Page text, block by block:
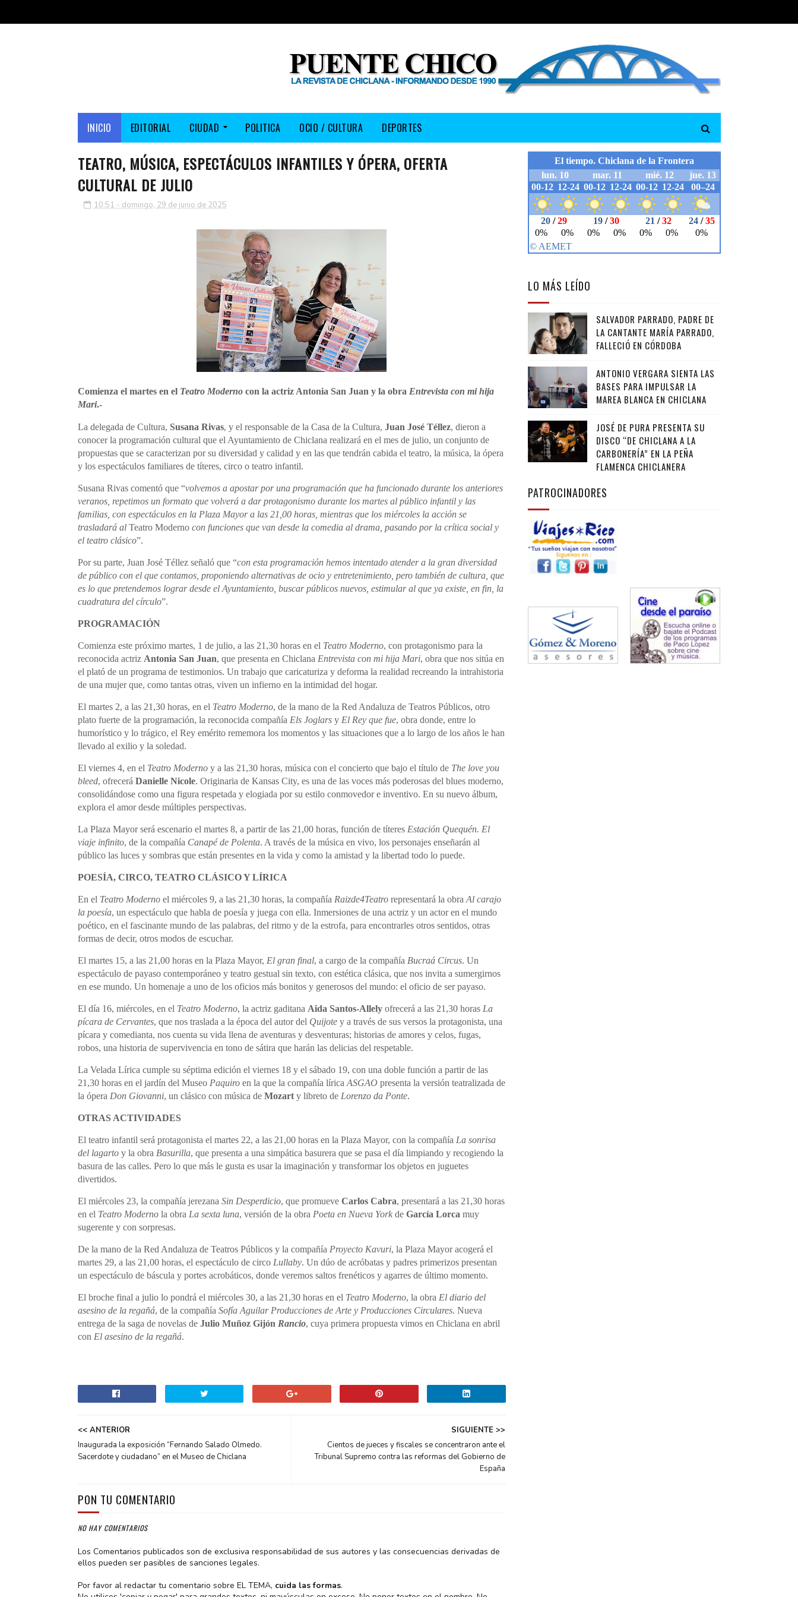
INICIO EDITORIAL CIUDAD POLITICA OCIO / CULTURA DEPORTES
TEATRO, MÚSICA, ESPECTÁCULOS INFANTILES Y ÓPERA, OFERTA
CULTURAL DE JULIO
10:51 - domingo, 29 de junio de 2025
Comienza el martes en el Teatro Modernocon la actriz Antonia San Juan y la obra Entrevista con mi hija
Mari.-
La delegada de Cultura, Susana Rivas, y el responsable de la Casa de la Cultura, Juan José Téllez, dieron a
conocer la programación cultural que el Ayuntamiento de Chiclana realizará en el mes de julio, un conjunto de
propuestas que se caracterizan por su diversidad y calidad y en las que tendrán cabida el teatro, la música, la ópera
y los espectáculos familiares de títeres, circo o teatro infantil.
Susana Rivas comentó que “volvemos a apostar por una programación que ha funcionado durante los anteriores
veranos, repetimos un formato que volverá a dar protagonismo durante los martes al público infantil y las
familias, con espectáculos en la Plaza Mayor a las 21,00 horas, mientras que los miércoles la acción se
trasladará alTeatro Moderno con funciones que van desde la comedia al drama, pasando por la crítica social y
el teatro clásico”.
Por su parte, Juan José Téllez señaló que “con esta programación hemos intentado atender a la gran diversidad
de público con el que contamos, proponiendo alternativas de ocio y entretenimiento, pero también de cultura, que
es lo que pretendemos lograr desde el Ayuntamiento, buscar públicos nuevos, estimular al que ya existe, en fin, la
cuadratura del círculo”.
PROGRAMACIÓN
Comienza este próximo martes, 1 de julio, a las 21,30 horas en el Teatro Moderno, con protagonismo para la
reconocida actriz Antonia San Juan, que presenta en Chiclana Entrevista con mi hija Mari, obra que nos sitúa en
el plató de un programa de testimonios. Un trabajo que caricaturiza y deforma la realidad recreando la intrahistoria
de una mujer que, como tantas otras, viven un infierno en la intimidad del hogar.
El martes 2, a las 21,30 horas, en el Teatro Moderno, de la mano de la Red Andaluza de Teatros Públicos, otro
plato fuerte de la programación, la reconocida compañía Els Joglarsy El Rey que fue, obra donde, entre lo
humorístico y lo trágico, el Rey emérito rememora los momentos y las situaciones que a lo largo de los años le han
llevado al exilio y la soledad.
El viernes 4, en el Teatro Modernoy a las 21,30 horas, música con el concierto que bajo el título de The love you
bleed, ofrecerá Danielle Nicole. Originaria de Kansas City, es una de las voces más poderosas del blues moderno,
consolidándose como una figura respetada y elogiada por su estilo conmovedor e inventivo. En su nuevo álbum,
explora el amor desde múltiples perspectivas.
La Plaza Mayor será escenario el martes 8, a partir de las 21,00 horas, función de títeres Estación Quequén. El
viaje infinito, de la compañía Canapé de Polenta. A través de la música en vivo, los personajes enseñarán al
público las luces y sombras que están presentes en la vida y como la amistad y la libertad todo lo puede.
POESÍA, CIRCO, TEATRO CLÁSICO Y LÍRICA
En el Teatro Modernoel miércoles 9, a las 21,30 horas, la compañía Raizde4Teatrorepresentará la obra Al carajo
la poesía, un espectáculo que habla de poesía y juega con ella. Inmersiones de una actriz y un actor en el mundo
poético, en el fascinante mundo de las palabras, del ritmo y de la estrofa, para encontrarles otros sentidos, otras
formas de decir, otros modos de escuchar.
El martes 15, a las 21,00 horas en la Plaza Mayor, El gran final, a cargo de la compañía Bucraá Circus. Un
espectáculo de payaso contemporáneo y teatro gestual sin texto, con estética clásica, que nos invita a sumergirnos
en ese mundo. Un homenaje a uno de los oficios más bonitos y generosos del mundo: el oficio de ser payaso.
El día 16, miércoles, en el Teatro Moderno, la actriz gaditana Aida Santos-Allelyofrecerá a las 21,30 horas La
pícara de Cervantes, que nos traslada a la época del autor del Quijotey a través de sus versos la protagonista, una
pícara y comedianta, nos cuenta su vida llena de aventuras y desventuras; historias de amores y celos, fugas,
robos, una historia de supervivencia en tono de sátira que harán las delicias del respetable.
La Velada Lírica cumple su séptima edición el viernes 18 y el sábado 19, con una doble función a partir de las
21,30 horas en el jardín del Museo Paquiroen la que la compañía lírica ASGAOpresenta la versión teatralizada de
la ópera Don Giovanni, un clásico con música de Mozarty libreto de Lorenzo da Ponte.
OTRAS ACTIVIDADES
El teatro infantil será protagonista el martes 22, a las 21,00 horas en la Plaza Mayor, con la compañía La sonrisa
del lagartoy la obra Basurilla, que presenta a una simpática basurera que se pasa el día limpiando y recogiendo la
basura de las calles. Pero lo que más le gusta es usar la imaginación y transformar los objetos en juguetes
divertidos.
El miércoles 23, la compañía jerezana Sin Desperdicio, que promueve Carlos Cabra, presentará a las 21,30 horas
en el Teatro Modernola obra La sexta luna, versión de la obra Poeta en Nueva Yorkde García Lorca muy
sugerente y con sorpresas.
De la mano de la Red Andaluza de Teatros Públicos y la compañía Proyecto Kavuri, la Plaza Mayor acogerá el
martes 29, a las 21,00 horas, el espectáculo de circo Lullaby. Un dúo de acróbatas y padres primerizos presentan
un espectáculo de báscula y portes acrobáticos, donde veremos saltos frenéticos y agarres de último momento.
El broche final a julio lo pondrá el miércoles 30, a las 21,30 horas en el Teatro Moderno, la obra El diario del
asesino de la regañá, de la compañía Sofía Aguilar Producciones de Arte y Producciones Circulares. Nueva
entrega de la saga de novelas de Julio Muñoz Gijón Rancio, cuya primera propuesta vimos en Chiclana en abril
con El asesino de la regañá.
SIGUIENTE >>
Cientos de jueces y fiscales se concentraron ante el
Tribunal Supremo contra las reformas del Gobierno de
España
<< ANTERIOR
Inaugurada la exposición “Fernando Salado Olmedo.
Sacerdote y ciudadano” en el Museo de Chiclana
PON TU COMENTARIO
NO HAY COMENTARIOS
Los Comentarios publicados son de exclusiva responsabilidad de sus autores y las consecuencias derivadas de
ellos pueden ser pasibles de sanciones legales.
Por favor al redactar tu comentario sobre EL TEMA, cuida las formas.
LO MÁS LEÍDO
SALVADOR PARRADO, PADRE DE
LA CANTANTE MARÍA PARRADO,
FALLECIÓ EN CÓRDOBA
ANTONIO VERGARA SIENTA LAS
BASES PARA IMPULSAR LA
MAREA BLANCA EN CHICLANA
JOSÉ DE PURA PRESENTA SU
DISCO “DE CHICLANA A LA
CARBONERÍA” EN LA PEÑA
FLAMENCA CHICLANERA
PATROCINADORES